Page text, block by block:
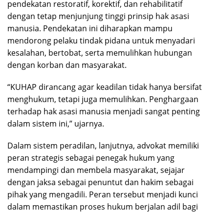
pendekatan restoratif, korektif, dan rehabilitatif
dengan tetap menjunjung tinggi prinsip hak asasi
manusia. Pendekatan ini diharapkan mampu
mendorong pelaku tindak pidana untuk menyadari
kesalahan, bertobat, serta memulihkan hubungan
dengan korban dan masyarakat.
“KUHAP dirancang agar keadilan tidak hanya bersifat
menghukum, tetapi juga memulihkan. Penghargaan
terhadap hak asasi manusia menjadi sangat penting
dalam sistem ini,” ujarnya.
Dalam sistem peradilan, lanjutnya, advokat memiliki
peran strategis sebagai penegak hukum yang
mendampingi dan membela masyarakat, sejajar
dengan jaksa sebagai penuntut dan hakim sebagai
pihak yang mengadili. Peran tersebut menjadi kunci
dalam memastikan proses hukum berjalan adil bagi